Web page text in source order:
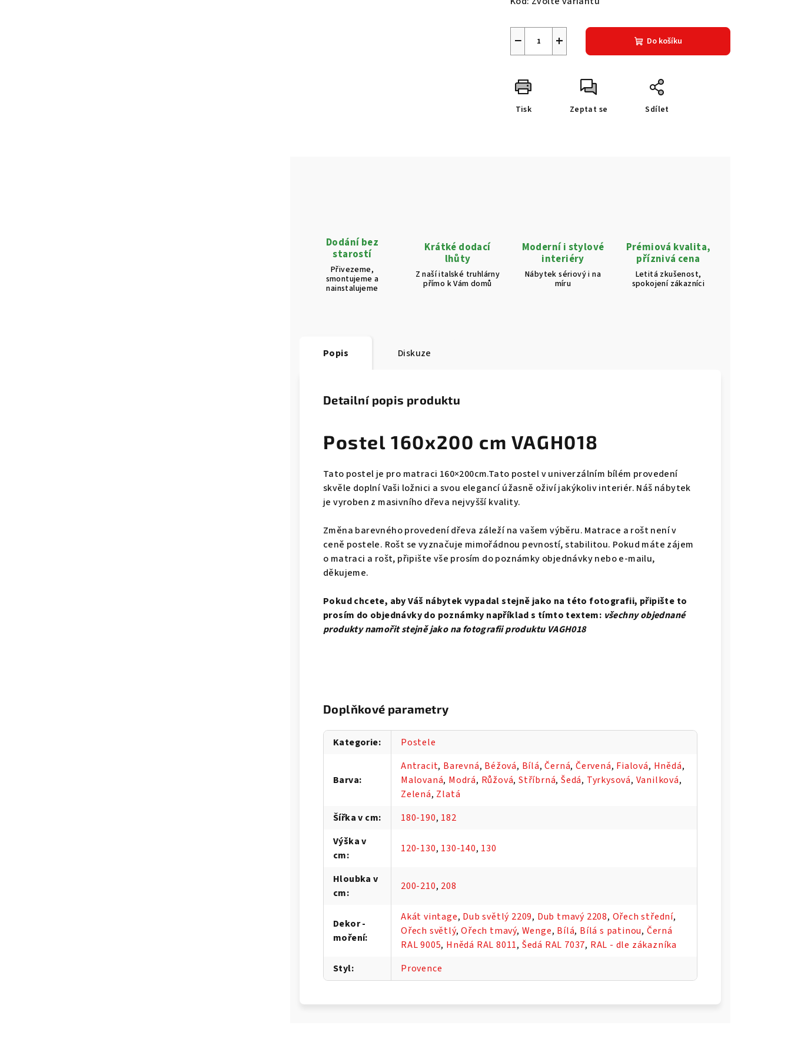
+
− Do košíku
Tisk Zeptat se Sdílet
Dodání bez
starostí
Přivezeme,
smontujeme a
nainstalujeme
Krátké dodací
lhůty
Z naší italské truhlárny
přímo k Vám domů
Moderní i stylové
interiéry
Nábytek sériový i na
míru
Prémiová kvalita,
příznivá cena
Letitá zkušenost,
spokojení zákazníci
Popis Diskuze
Detailní popis produktu
Postel 160x200 cm VAGH018
Tato postel je pro matraci 160×200cm.Tato postel v univerzálním bílém provedení
skvěle doplní Vaši ložnici a svou elegancí úžasně oživí jakýkoliv interiér. Náš nábytek
je vyroben z masivního dřeva nejvyšší kvality.
Změna barevného provedení dřeva záleží na vašem výběru. Matrace a rošt není v
ceně postele. Rošt se vyznačuje mimořádnou pevností, stabilitou. Pokud máte zájem
o matraci a rošt, připište vše prosím do poznámky objednávky nebo e-mailu,
děkujeme.
Pokud chcete, aby Váš nábytek vypadal stejně jako na této fotografii, připište to
prosím do objednávky do poznámky například s tímto textem: všechny objednané
produkty namořit stejně jako na fotografii produktu VAGH018
Doplňkové parametry
Kategorie: Postele
Barva:
Antracit, Barevná, Béžová, Bílá,Černá,Červená, Fialová, Hnědá,
Malovaná, Modrá, Růžová,Stříbrná,Šedá, Tyrkysová, Vanilková,
Zelená, Zlatá
Šířka v cm: 180-190, 182
Výška v
cm:
120-130, 130-140, 130
Hloubka v
cm:
200-210, 208
Dekor -
moření:
Akát vintage, Dub světlý 2209, Dub tmavý 2208, Ořech střední,
Ořech světlý,Ořech tmavý, Wenge, Bílá, Bílá s patinou, Černá
RAL 9005, Hnědá RAL 8011, Šedá RAL 7037, RAL - dle zákazníka
Styl: Provence